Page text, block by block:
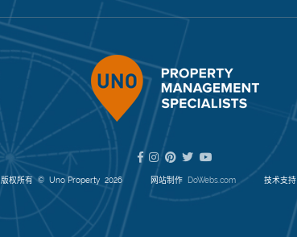
版权所有 © Uno Property 2026 网站制作 DoWebs.com 技术支持